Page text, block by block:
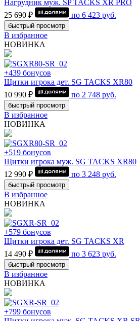
Нагрудник муж. SP TACKS XR PRO
25 690 ₽
по 6 423 руб.
быстрый просмотр
В избранное
НОВИНКА
+439 бонусов
Щитки игрока дет. SG TACKS XR80
10 990 ₽
по 2 748 руб.
быстрый просмотр
В избранное
НОВИНКА
+519 бонусов
Щитки игрока муж. SG TACKS XR80
12 990 ₽
по 3 248 руб.
быстрый просмотр
В избранное
НОВИНКА
+579 бонусов
Щитки игрока дет. SG TACKS XR
14 490 ₽
по 3 623 руб.
быстрый просмотр
В избранное
НОВИНКА
+799 бонусов